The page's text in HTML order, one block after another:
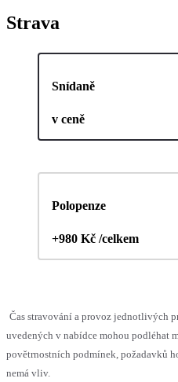
Strava
Snídaně
v ceně
Polopenze
+980 Kč /celkem
Čas stravování a provoz jednotlivých
uvedených v nabídce mohou podléhat
povětrnostních podmínek, požadavků
nemá vliv.